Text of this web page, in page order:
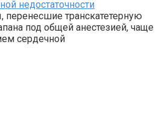
недостаточности
транскатетерную
под общей анестезией, чаще
сердечной